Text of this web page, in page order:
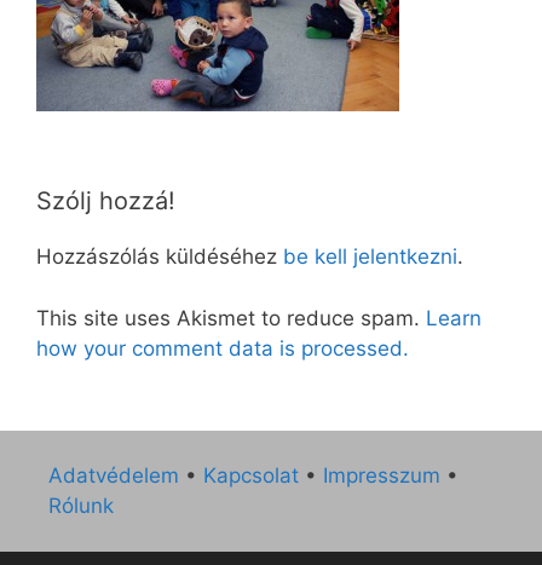
Szólj hozzá!
Hozzászólás küldéséhez be kell jelentkezni.
This site uses Akismet to reduce spam. Learn
how your comment data is processed.
Adatvédelem • Kapcsolat • Impresszum •
Rólunk